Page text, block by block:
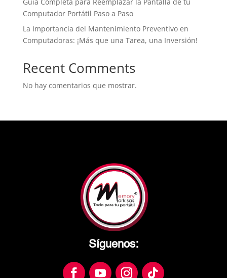
Computador Portátil Paso a Paso
La Importancia del Mantenimiento Preventivo en
Computadoras: ¡Más que una Tarea, una Inversión!
Recent Comments
No hay comentarios que mostrar.
Síguenos: